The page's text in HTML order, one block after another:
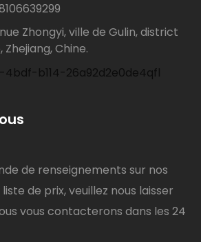
Zhongyi, ville de Gulin, district
Zhejiang, Chine.
de renseignements sur nos
de prix, veuillez nous laisser
vous contacterons dans les 24